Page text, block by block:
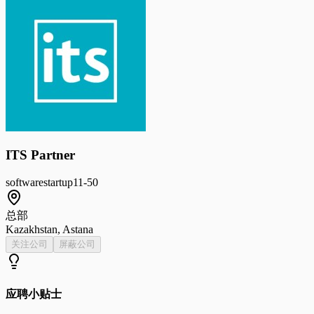
ITS Partner
softwarestartup11-50
总部
Kazakhstan, Astana
关注公司 屏蔽公司
应聘小贴士